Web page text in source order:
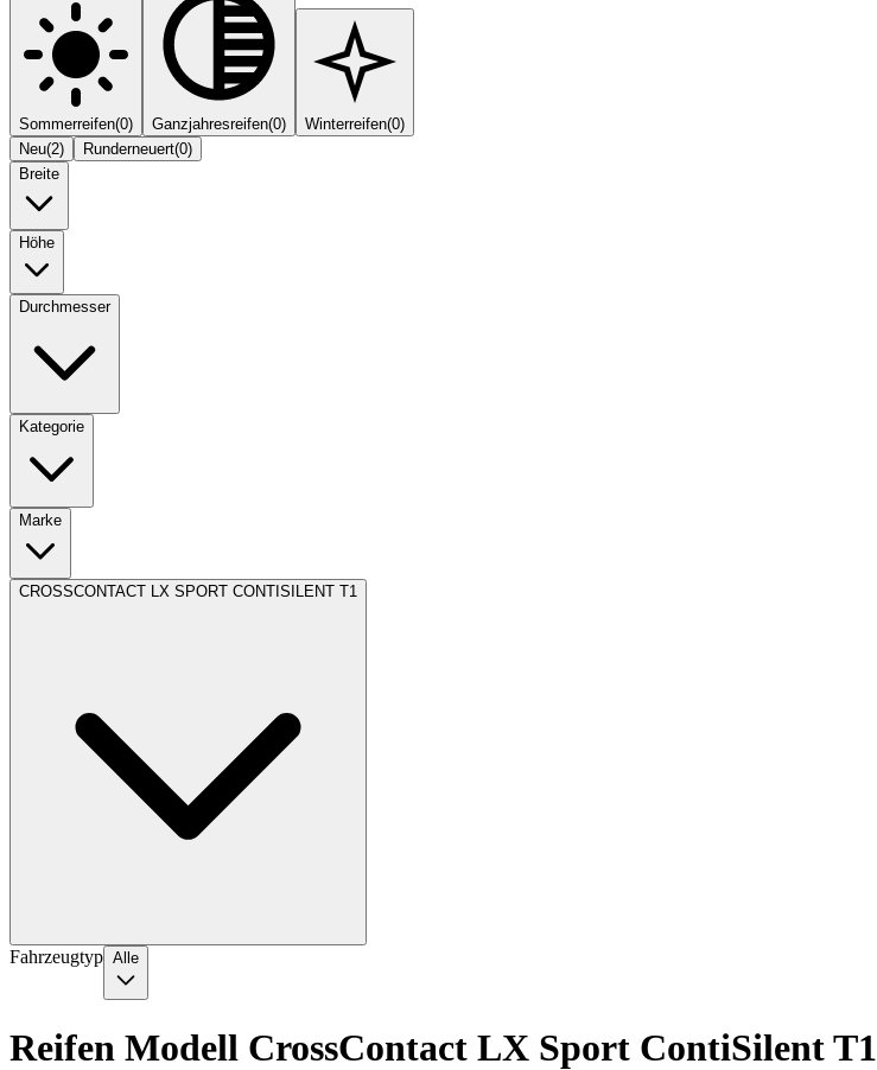
Sommerreifen(0) Ganzjahresreifen(0) Winterreifen(0)
Neu(2) Runderneuert(0)
Breite
Höhe
Durchmesser
Kategorie
Marke
CROSSCONTACT LX SPORT CONTISILENT T1
Fahrzeugtyp Alle
Reifen Modell CrossContact LX Sport ContiSilent T1